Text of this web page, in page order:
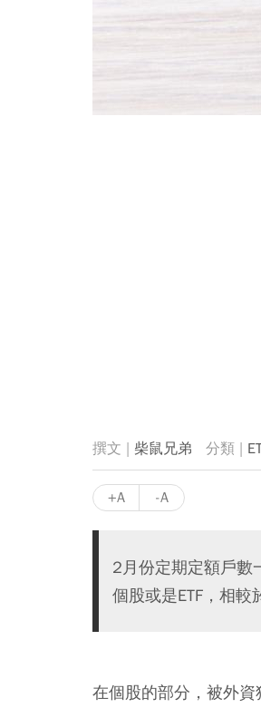
柴鼠兄弟
+A -A
2月份定期定額戶數
個股或是ETF，相較
在個股的部分，被外